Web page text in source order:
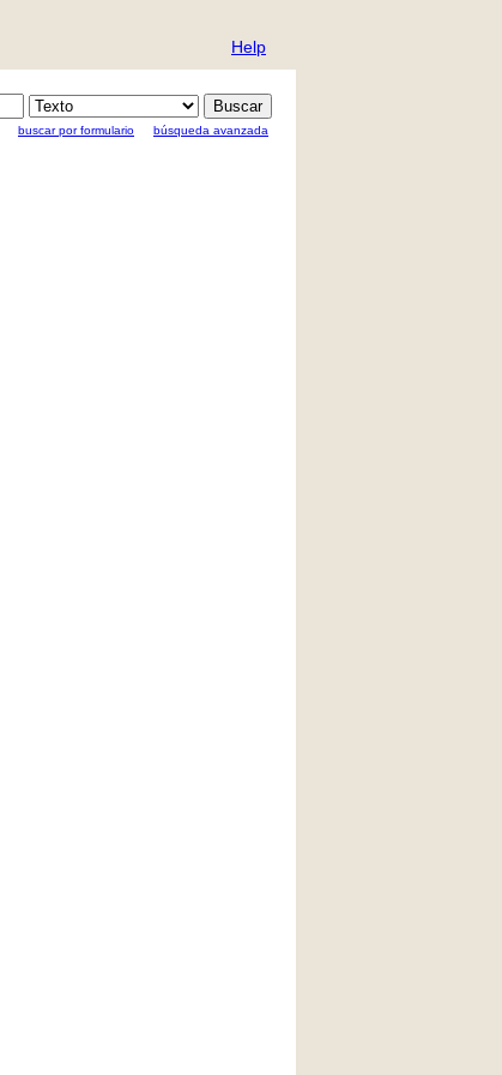
Help
buscar por formulario búsqueda avanzada